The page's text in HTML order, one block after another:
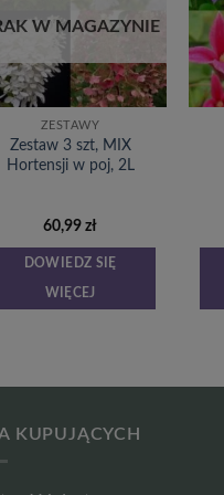
życzeń
W MAGAZYNIE
ZESTAWY
Zestaw 3 szt, MIX
Hortensji w poj, 2L
60,99zł
DOWIEDZ SIĘ
WIĘCEJ
KUPUJĄCYCH